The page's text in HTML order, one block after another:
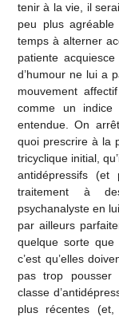
tenir à la vie, il
peu plus
temps à alterner
patiente
d’humour ne lui a
mouvement
comme un
entendue. On
quoi prescrire à la
tricyclique initial,
antidépressifs
traitement à
psychanalyste en
par ailleurs
quelque sorte
c’est qu’elles
pas trop pousser
classe
plus récentes